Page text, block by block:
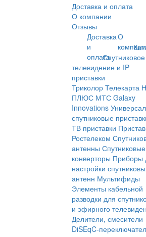
Доставка и оплата
О компании
Отзывы
Доставка
и
оплата
О
Спутниковое
телевидение и IP
приставки
Триколор Телекарта
ПЛЮС МТС Galaxy
Innovations
спутниковые
ТВ приставки
Ростелеком
антенны Спутниковые
конверторы Приборы
настройки
антенн Мультифиды
Элементы кабельной
разводки для
и эфирного
Делители, смесители
DiSEqC-